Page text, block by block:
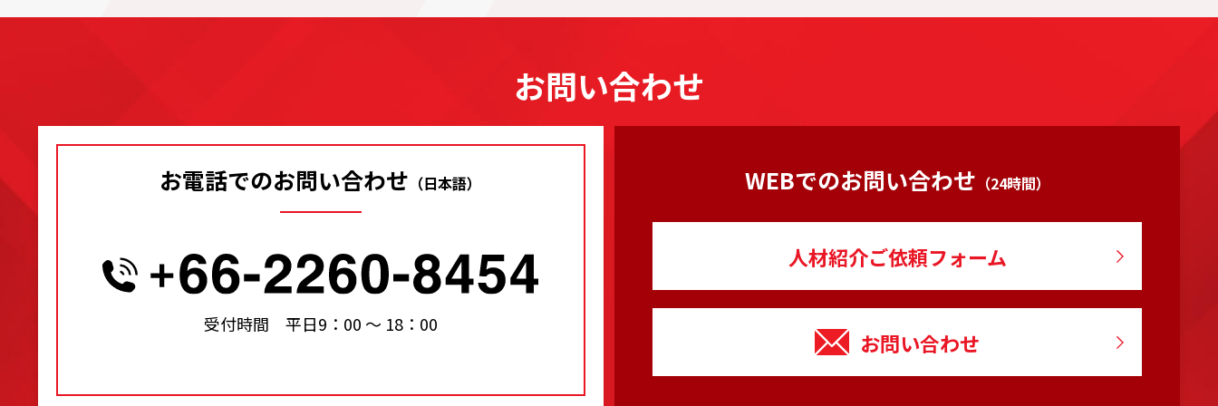
お問い合わせ
お電話でのお問い合わせ （日本語）
受付時間 平日9：00 〜 18：00
WEBでのお問い合わせ （24時間）
人材紹介ご依頼フォーム
お問い合わせ